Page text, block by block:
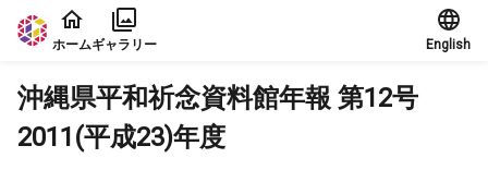
本文に飛ぶ
ホームギャラリー English
沖縄県平和祈念資料館年報 第12号
2011(平成23)年度